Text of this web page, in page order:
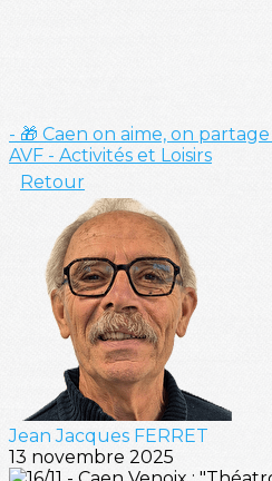
- 🎁 Caen on aime, on partage
AVF - Activités et Loisirs
Retour
Jean Jacques FERRET
13 novembre 2025